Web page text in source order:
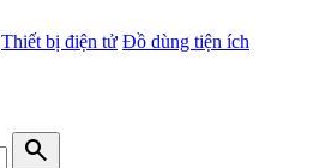
Thiết bị điện tử Đồ dùng tiện ích
search